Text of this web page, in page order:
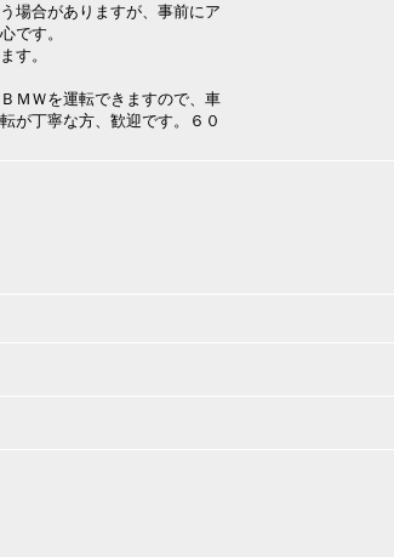
場合がありますが、事前にア
です。
す。
ＭＷを運転できますので、車
が丁寧な方、歓迎です。６０